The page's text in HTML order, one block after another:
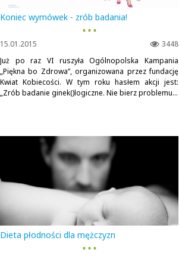
Koniec wymówek - zrób badania!
▪ ▪ ▪
3448
15.01.2015
Już po raz VI ruszyła Ogólnopolska Kampania
„Piękna bo Zdrowa”, organizowana przez fundację
Kwiat Kobiecości. W tym roku hasłem akcji jest:
„Zrób badanie ginek()logiczne. Nie bierz problemu...
Dieta płodności dla mężczyzn
▪ ▪ ▪